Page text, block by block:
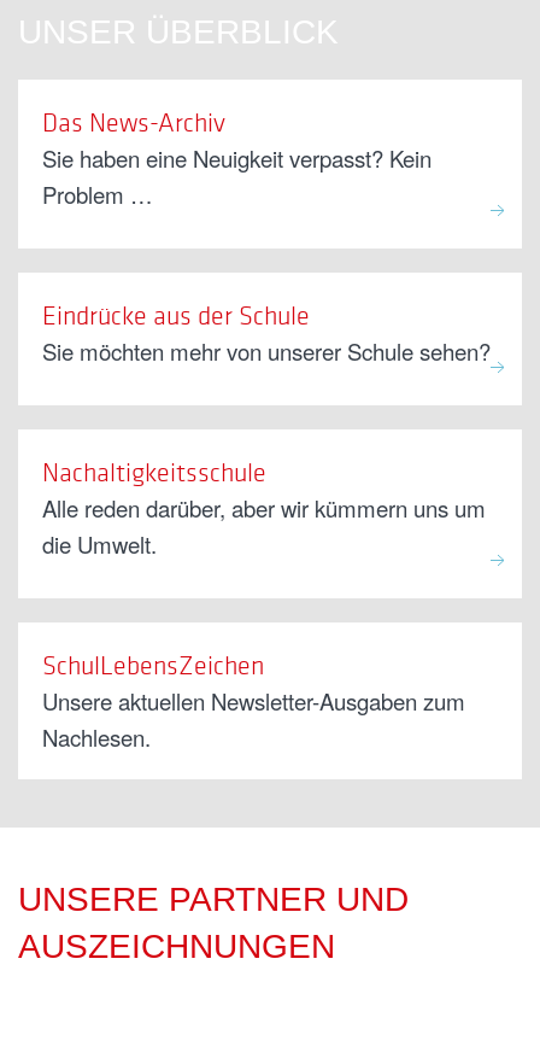
UNSER ÜBERBLICK
Das News-Archiv
Sie haben eine Neuigkeit verpasst? Kein
Problem …
Eindrücke aus der Schule
Sie möchten mehr von unserer Schule sehen?
Nachaltigkeitsschule
Alle reden darüber, aber wir kümmern uns um
die Umwelt.
SchulLebensZeichen
Unsere aktuellen Newsletter-Ausgaben zum
Nachlesen.
UNSERE PARTNER UND
AUSZEICHNUNGEN